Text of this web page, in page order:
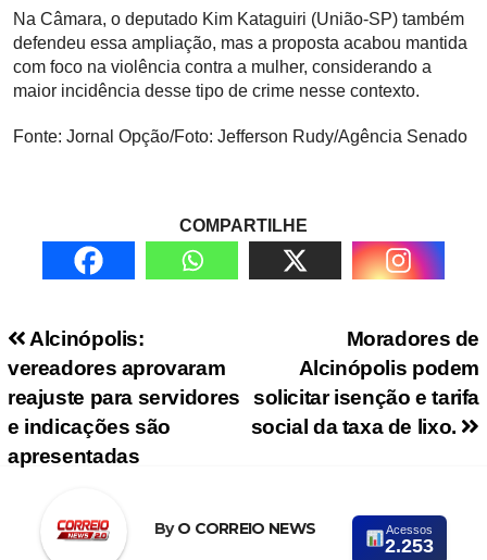
Na Câmara, o deputado Kim Kataguiri (União-SP) também
defendeu essa ampliação, mas a proposta acabou mantida
com foco na violência contra a mulher, considerando a
maior incidência desse tipo de crime nesse contexto.
Fonte: Jornal Opção/Foto: Jefferson Rudy/Agência Senado
COMPARTILHE
Navegação de Post
Moradores de
Alcinópolis podem
solicitar isenção e tarifa
social da taxa de lixo.
Alcinópolis:
vereadores aprovaram
reajuste para servidores
e indicações são
apresentadas
ByO CORREIO NEWS Acessos
2.253